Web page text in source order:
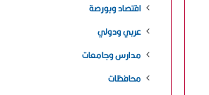
اقتصاد وبورصة
عربي ودولي
مدارس وجامعات
محافظات